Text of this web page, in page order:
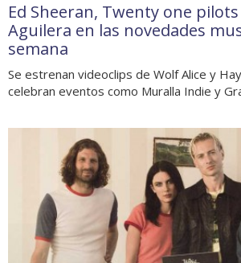
Ed Sheeran, Twenty one pilots
Aguilera en las novedades
semana
Se estrenan videoclips de Wolf Alice y
celebran eventos como Muralla Indie y